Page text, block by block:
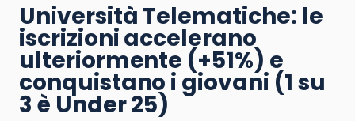
Università Telematiche: le
iscrizioni accelerano
ulteriormente (+51%) e
conquistano i giovani (1 su
3 è Under 25)